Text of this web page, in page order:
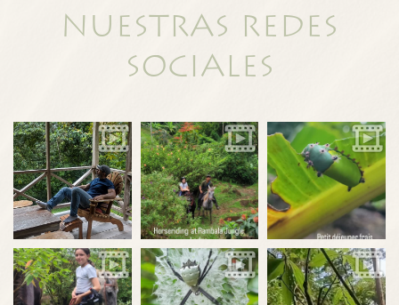
nuestras redes
sociales